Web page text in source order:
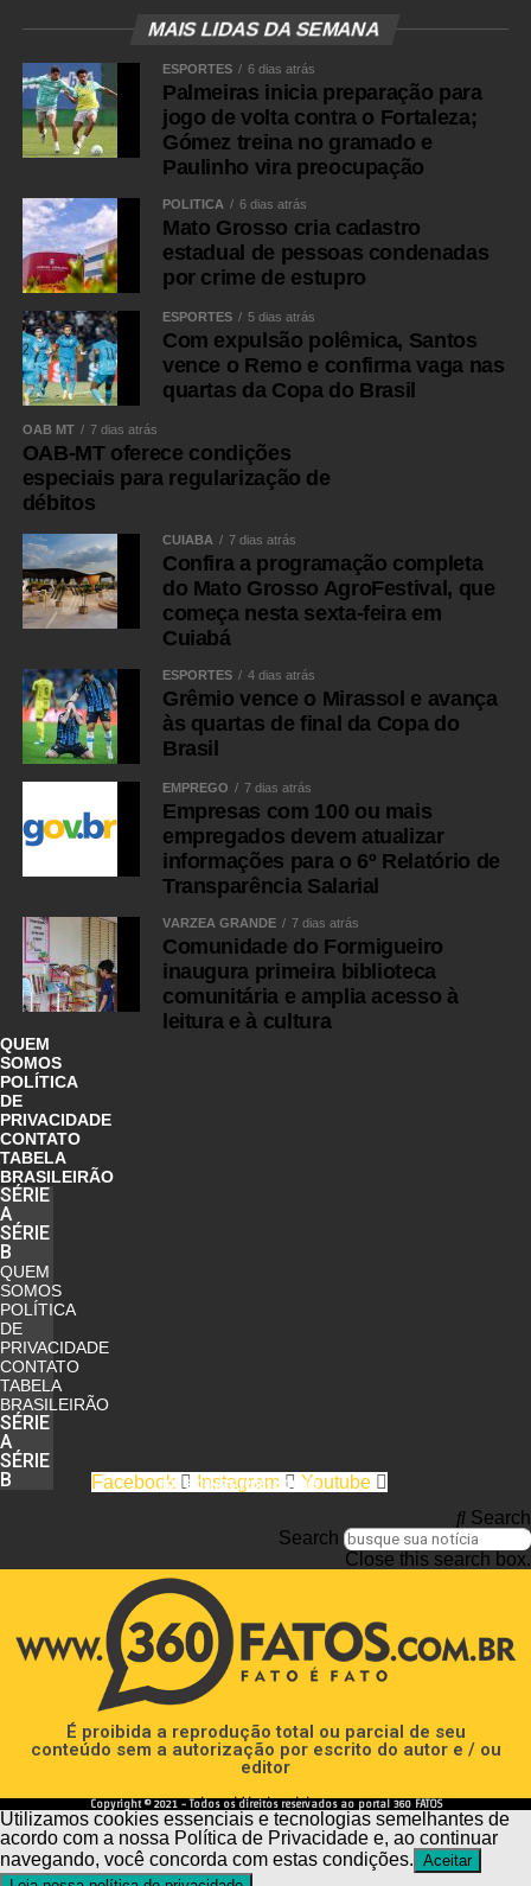
MAIS LIDAS DA SEMANA
ESPORTES 6 dias atrás
Palmeiras inicia preparação para
jogo de volta contra o Fortaleza;
Gómez treina no gramado e
Paulinho vira preocupação
POLÍTICA 6 dias atrás
Mato Grosso cria cadastro
estadual de pessoas condenadas
por crime de estupro
ESPORTES 5 dias atrás
Com expulsão polêmica, Santos
vence o Remo e confirma vaga nas
quartas da Copa do Brasil
OAB MT 7 dias atrás
OAB-MT oferece condições
especiais para regularização de
débitos
CUIABÁ 7 dias atrás
Confira a programação completa
do Mato Grosso AgroFestival, que
começa nesta sexta-feira em
Cuiabá
ESPORTES 4 dias atrás
Grêmio vence o Mirassol e avança
às quartas de final da Copa do
Brasil
EMPREGO 7 dias atrás
Empresas com 100 ou mais
empregados devem atualizar
informações para o 6º Relatório de
Transparência Salarial
VÁRZEA GRANDE 7 dias atrás
Comunidade do Formigueiro
inaugura primeira biblioteca
comunitária e amplia acesso à
leitura e à cultura
QUEM
SOMOS
POLÍTICA
DE
PRIVACIDADE
CONTATO
TABELA
BRASILEIRÃO
SÉRIE
A
SÉRIE
B
QUEM
SOMOS
POLÍTICA
DE
PRIVACIDADE
CONTATO
TABELA
BRASILEIRÃO
SÉRIE
A
SÉRIE
B
nos siga nas redes sociais
Facebook Instagram
Youtube
Search
Search
Close this search box.
É proibida a reprodução total ou parcial de seu
conteúdo sem a autorização por escrito do autor e / ou
editor
desenvolvido e hospedado por
Copyright © 2021 - Todos os direitos reservados ao portal 360 FATOS
Utilizamos cookies essenciais e tecnologias semelhantes de
acordo com a nossa Política de Privacidade e, ao continuar
navegando, você concorda com estas condições. Aceitar